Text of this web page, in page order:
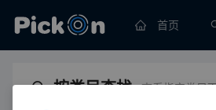
首页
按类目查找 查看指定类目